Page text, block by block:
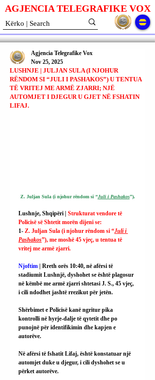
AGJENCIA TELEGRAFIKE VOX
LUSHNJE | JULJAN SULA (I NJOHUR
RËNDOM SI “JULI I PASHAKOS”) U TENTUA
TË VRITEJ ME ARMË ZJARRI; NJË
AUTOMJET I DJEGUR U GJET NË FSHATIN
LIFAJ.
Agjencia Telegrafike Vox
Nov 25, 2025
Z. Juljan Sula (i njohur rëndom si “Juli i Pashakos”).
Lushnje, Shqipëri | Strukturat vendore të
Policisë së Shtetit morën dijeni se:
1- Z. Juljan Sula (i njohur rëndom si “Juli i
Pashakos”), me moshë 45 vjeç, u tentua të
vritej me armë zjarri.
Njoftim | Rreth orës 10:40, në afërsi të
stadiumit Lushnjë, dyshohet se është plagosur
në këmbë me armë zjarri shtetasi J. S., 45 vjeç,
i cili ndodhet jashtë rrezikut për jetën.
Shërbimet e Policisë kanë ngritur pika
kontrolli në hyrje-dalje të qytetit dhe po
punojnë për identifikimin dhe kapjen e
autorëve.
Në afërsi të fshatit Lifaj, është konstatuar një
automjet duke u djegur, i cili dyshohet se u
përket autorëve.